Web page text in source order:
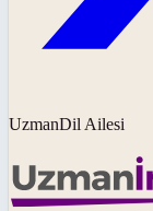
UzmanDil Ailesi